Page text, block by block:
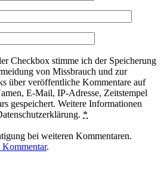
Checkbox stimme ich der Speicherung
von Missbrauch und zur
über veröffentliche Kommentare auf
E-Mail, IP-Adresse, Zeitstempel
gespeichert. Weitere Informationen
*
bei weiteren Kommentaren.
.